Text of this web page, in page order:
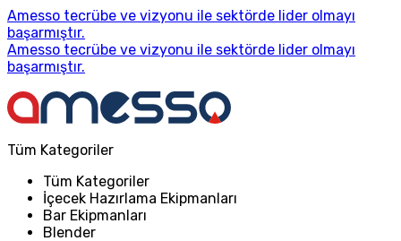
Amesso tecrübe ve vizyonu ile sektörde lider olmayı
başarmıştır.
Amesso tecrübe ve vizyonu ile sektörde lider olmayı
başarmıştır.
Tüm Kategoriler
Tüm Kategoriler
İçecek Hazırlama Ekipmanları
Bar Ekipmanları
Blender